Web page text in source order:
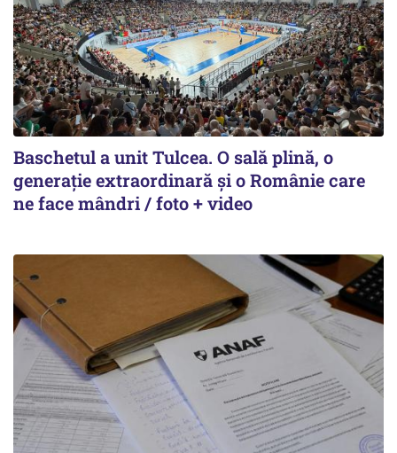
Baschetul a unit Tulcea. O sală plină, o
generație extraordinară și o Românie care
ne face mândri / foto + video